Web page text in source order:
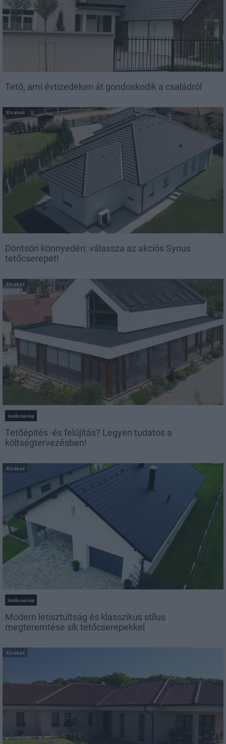
Tető, ami évtizedeken át gondoskodik a családról
Kirakat
Döntsön könnyedén: válassza az akciós Synus
tetőcserepet!
Kirakat
tetőcserép
Tetőépítés -és felújítás? Legyen tudatos a
költségtervezésben!
Kirakat
tetőcserép
Modern letisztultság és klasszikus stílus
megteremtése sík tetőcserepekkel
Kirakat